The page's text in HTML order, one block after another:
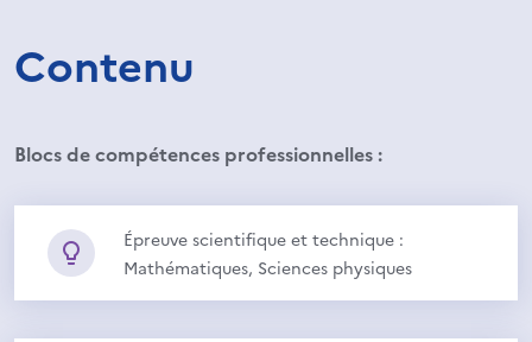
Contenu
Blocs de compétences professionnelles :
Épreuve scientifique et technique :
Mathématiques, Sciences physiques